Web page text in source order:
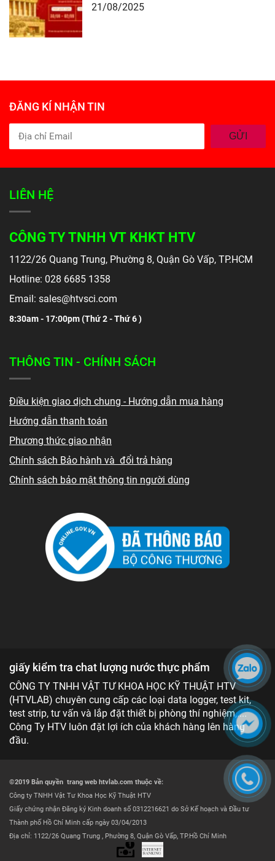
21/08/2025
giấy kiểm tra chat lượng nước thực phẩm
CÔNG TY TNHH VẬT TƯ KHOA HỌC KỸ THUẬT HTV
(HTVLAB) chuyên cung cấp các loại data logger, test kit,
test strip, tư vấn và lắp đặt thiết bị phòng thí nghiệm,....
Công Ty HTV luôn đặt lợi ích của khách hàng lên hàng
đầu.
ĐĂNG KÍ NHẬN TIN
GỬI
LIÊN HỆ
CÔNG TY TNHH VT KHKT HTV
1122/26 Quang Trung, Phường 8, Quận Gò Vấp, TP.HCM
Hotline: 028 6685 1358
Email: sales@htvsci.com
8:30am - 17:00pm (Thứ 2 - Thứ 6 )
THÔNG TIN - CHÍNH SÁCH
Điều kiện giao dịch chung - Hướng dẫn mua hàng
Hướng dẫn thanh toán
Phương thức giao nhận
Chính sách Bảo hành và đổi trả hàng
Chính sách bảo mật thông tin người dùng
©2019 Bản quyền trang web htvlab.com thuộc về:
Công ty TNHH Vật Tư Khoa Học Kỹ Thuật HTV
Giấy chứng nhận Đăng ký Kinh doanh số 0312216621 do Sở Kế hoạch và Đầu tư
Thành phố Hồ Chí Minh cấp ngày 03/04/2013
Địa chỉ: 1122/26 Quang Trung , Phường 8, Quận Gò Vấp, TP.Hồ Chí Minh